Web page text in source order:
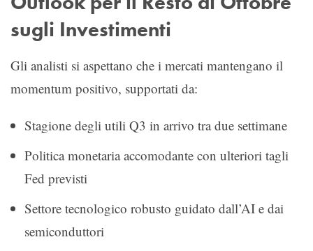
sugli Investimenti
Gli analisti si aspettano che i mercati mantengano il
momentum positivo, supportati da:
Stagione degli utili Q3 in arrivo tra due settimane
Politica monetaria accomodante con ulteriori tagli
Fed previsti
Settore tecnologico robusto guidato dall’AI e dai
semiconduttori